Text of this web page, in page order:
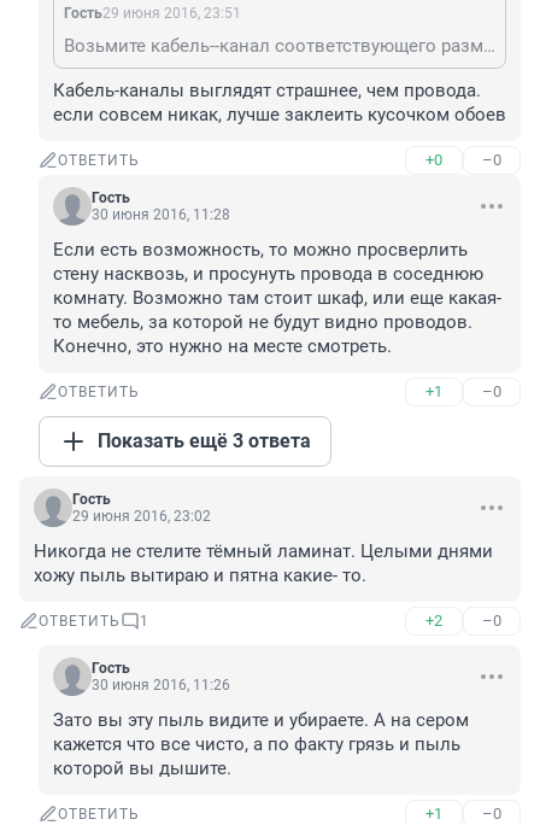
Гость29 июня 2016, 23:51
Возьмите кабель--канал соответствующего размера, лучше ЛеГранд--там верхняя крышка полностью закрывает нижнюю. Нижнюю крышку приклейте на двухсторонний скотч (автомобильный), а на верхнюю нанесите покрытие стены : краску, кусок обоев или дек. штукатурки. Можно наклеить плёнку под цвет покрытия-продаётся в отдела, где обои. Провода уложите, защёлкните крышку. Издалека сильно в глаза не бросается.
Кабель-каналы выглядят страшнее, чем провода.
если совсем никак, лучше заклеить кусочком обоев
ОТВЕТИТЬ +0 –0
Гость
30 июня 2016, 11:28
Если есть возможность, то можно просверлить
стену насквозь, и просунуть провода в соседнюю
комнату. Возможно там стоит шкаф, или еще какая-
то мебель, за которой не будут видно проводов.
Конечно, это нужно на месте смотреть.
ОТВЕТИТЬ +1 –0
Показать ещё 3 ответа
Гость
29 июня 2016, 23:02
Никогда не стелите тёмный ламинат. Целыми днями
хожу пыль вытираю и пятна какие- то.
ОТВЕТИТЬ 1 +2 –0
Гость
30 июня 2016, 11:26
Зато вы эту пыль видите и убираете. А на сером
кажется что все чисто, а по факту грязь и пыль
которой вы дышите.
ОТВЕТИТЬ +1 –0